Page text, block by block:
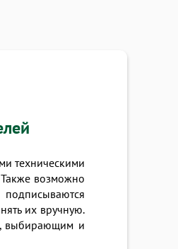
техническими
Также возможно
их вручную.
выбирающим и